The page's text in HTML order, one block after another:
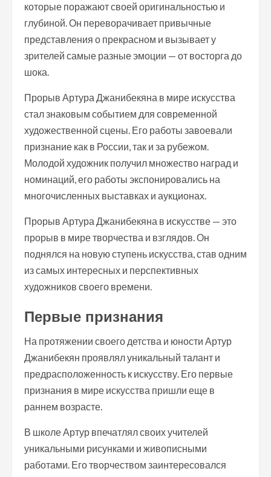
которые поражают своей оригинальностью и
глубиной. Он переворачивает привычные
представления о прекрасном и вызывает у
зрителей самые разные эмоции — от восторга до
шока.
Прорыв Артура Джанибекяна в мире искусства
стал знаковым событием для современной
художественной сцены. Его работы завоевали
признание как в России, так и за рубежом.
Молодой художник получил множество наград и
номинаций, его работы экспонировались на
многочисленных выставках и аукционах.
Прорыв Артура Джанибекяна в искусстве — это
прорыв в мире творчества и взглядов. Он
поднялся на новую ступень искусства, став одним
из самых интересных и перспективных
художников своего времени.
Первые признания
На протяжении своего детства и юности Артур
Джанибекян проявлял уникальный талант и
предрасположенность к искусству. Его первые
признания в мире искусства пришли еще в
раннем возрасте.
В школе Артур впечатлял своих учителей
уникальными рисунками и живописными
работами. Его творчеством заинтересовался